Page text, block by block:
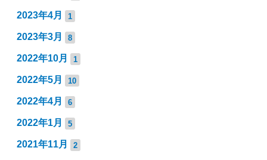
2023年4月 1
2023年3月 8
2022年10月 1
2022年5月 10
2022年4月 6
2022年1月 5
2021年11月 2